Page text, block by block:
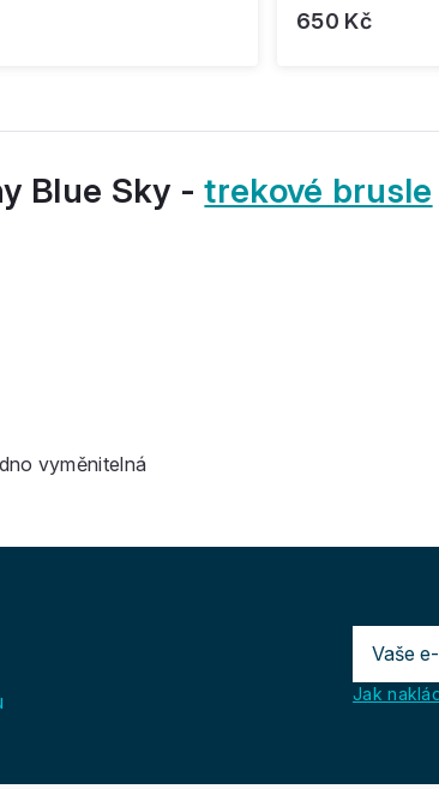
650 Kč
Blue Sky -trekové brusle
vyměnitelná
Jak